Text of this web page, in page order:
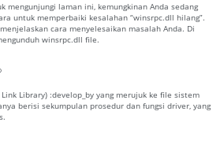
mengunjungi laman ini, kemungkinan Anda sedang
untuk memperbaiki kesalahan “winsrpc.dll hilang”.
cara menyelesaikan masalah Anda. Di
winsrpc.dll file.
Link Library) :develop_by yang merujuk ke file sistem
berisi sekumpulan prosedur dan fungsi driver, yang